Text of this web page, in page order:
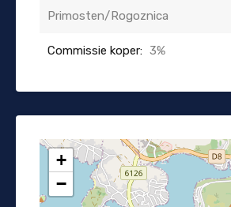
Primosten/Rogoznica
Commissie koper: 3%
+
−